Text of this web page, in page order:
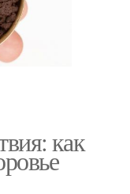
как